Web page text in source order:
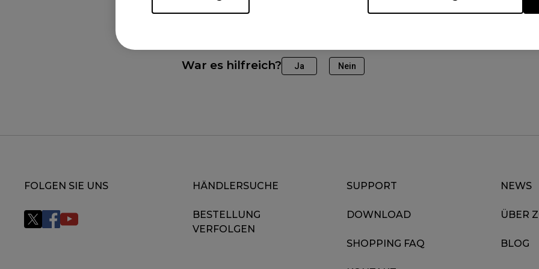
War es hilfreich? Ja Nein
FOLGEN SIE UNS HÄNDLERSUCHE
BESTELLUNG
VERFOLGEN
SUPPORT
DOWNLOAD
SHOPPING FAQ
NEWS
ÜBER
BLOG